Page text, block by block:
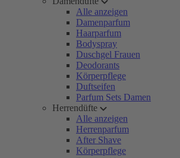
Alle anzeigen
Damenparfum
Haarparfum
Bodyspray
Duschgel Frauen
Deodorants
Körperpflege
Duftseifen
Parfum Sets Damen
Herrendüfte
Alle anzeigen
Herrenparfum
After Shave
Körperpflege